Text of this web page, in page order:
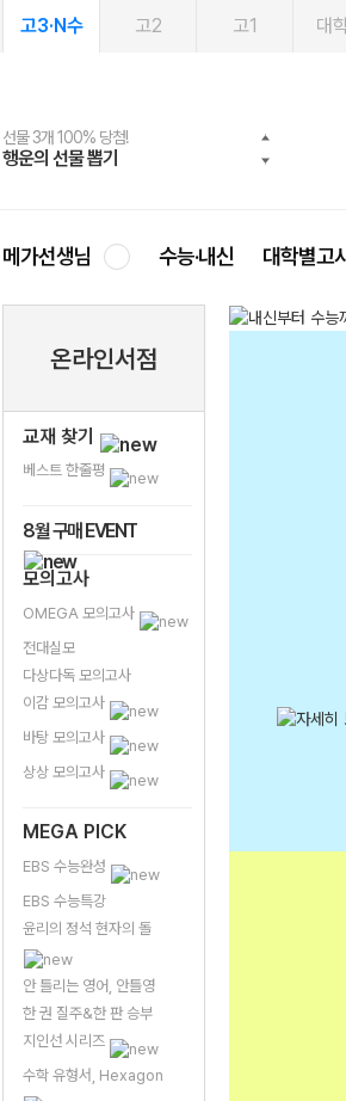
고3·N수 고2 고1 대
선물 3개 100% 당첨!
행운의 선물 뽑기
선물 100% 증정!
메가스터디 X 올리브
여름방학 스터디 캐시백
메가런 썸머스쿨
2027 러셀 단과
강사 공개선발
스마트러닝앱
설문 EVENT
메가패스
3일 무료 체험권
메가패스 수강생 무료혜택!
메가클럽 멤버십
사회공헌 캠페인
희망이룸 메가나눔
메가선생님 수능·내신 대학별고
온라인서점
교재 찾기
베스트 한줄평
8월 구매 EVENT
모의고사
OMEGA 모의고사
전대실모
다상다독 모의고사
이감 모의고사
바탕 모의고사
상상 모의고사
MEGA PICK
EBS 수능완성
EBS 수능특강
윤리의 정석 현자의 돌
안 틀리는 영어, 안틀영
한 권 질주&한 판 승부
지인선 시리즈
수학 유형서, Hexagon